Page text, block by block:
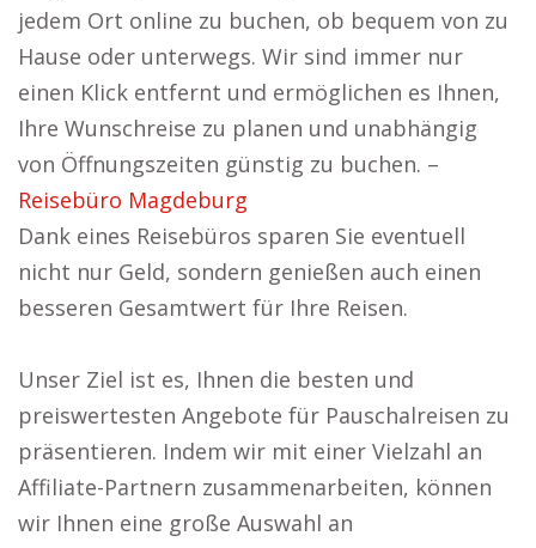
jedem Ort online zu buchen, ob bequem von zu
Hause oder unterwegs. Wir sind immer nur
einen Klick entfernt und ermöglichen es Ihnen,
Ihre Wunschreise zu planen und unabhängig
von Öffnungszeiten günstig zu buchen. –
Reisebüro Magdeburg
Dank eines Reisebüros sparen Sie eventuell
nicht nur Geld, sondern genießen auch einen
besseren Gesamtwert für Ihre Reisen.
Unser Ziel ist es, Ihnen die besten und
preiswertesten Angebote für Pauschalreisen zu
präsentieren. Indem wir mit einer Vielzahl an
Affiliate-Partnern zusammenarbeiten, können
wir Ihnen eine große Auswahl an